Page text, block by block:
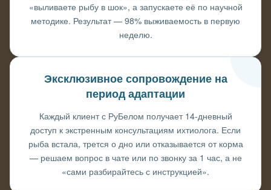
«выливаете рыбу в шок», а запускаете её по научной
методике. Результат — 98% выживаемость в первую
неделю.
Эксклюзивное сопровождение на
период адаптации
Каждый клиент с РуБелом получает 14-дневный
доступ к экстренным консультациям ихтиолога. Если
рыба встала, трется о дно или отказывается от корма
— решаем вопрос в чате или по звонку за 1 час, а не
«сами разбирайтесь с инструкцией».